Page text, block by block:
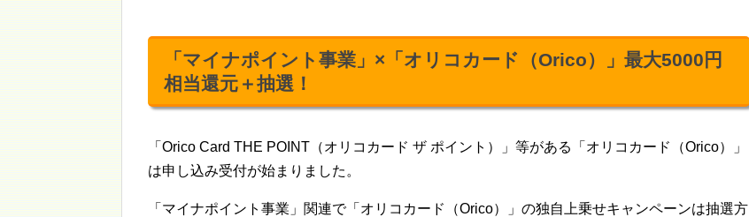
「マイナポイント事業」×「オリコカード（Orico）」最大5000円
相当還元＋抽選！
「Orico Card THE POINT（オリコカード ザ ポイント）」等がある「オリコカード（Orico）」
は申し込み受付が始まりました。
「マイナポイント事業」関連で「オリコカード（Orico）」の独自上乗せキャンペーンは抽選方